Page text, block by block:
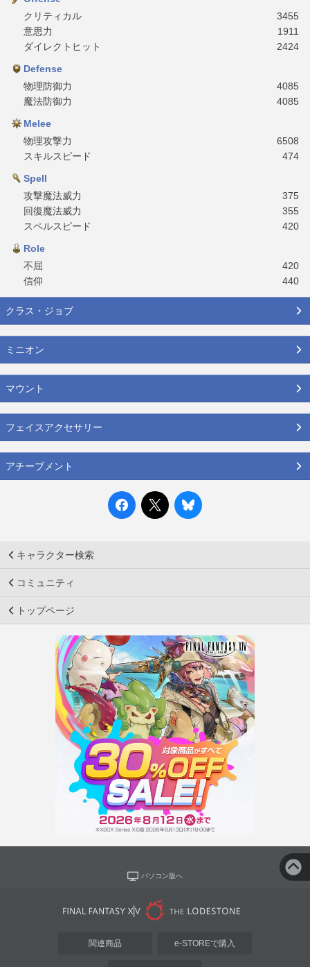
クリティカル
3455
意思力
1911
ダイレクトヒット
2424
Defense
物理防御力
4085
魔法防御力
4085
Melee
物理攻撃力
6508
スキルスピード
474
Spell
攻撃魔法威力
375
回復魔法威力
355
スペルスピード
420
Role
不屈
420
信仰
440
クラス・ジョブ
ミニオン
マウント
フェイスアクセサリー
アチーブメント
キャラクター検索
コミュニティ
トップページ
パソコン版へ
関連商品 e-STOREで購入